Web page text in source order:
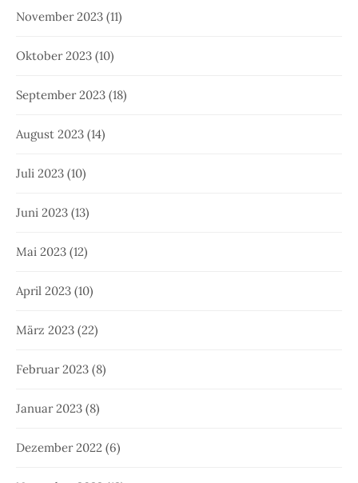
November 2023 (11)
Oktober 2023 (10)
September 2023 (18)
August 2023 (14)
Juli 2023 (10)
Juni 2023 (13)
Mai 2023 (12)
April 2023 (10)
März 2023 (22)
Februar 2023 (8)
Januar 2023 (8)
Dezember 2022 (6)